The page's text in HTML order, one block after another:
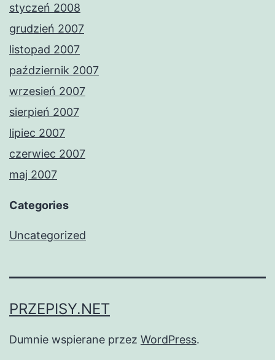
styczeń 2008
grudzień 2007
listopad 2007
październik 2007
wrzesień 2007
sierpień 2007
lipiec 2007
czerwiec 2007
maj 2007
Categories
Uncategorized
PRZEPISY.NET
Dumnie wspierane przez WordPress.